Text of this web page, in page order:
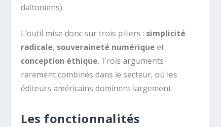
daltoniens).
L’outil mise donc sur trois piliers : simplicité
radicale, souveraineté numérique et
conception éthique. Trois arguments
rarement combinés dans le secteur, où les
éditeurs américains dominent largement.
Les fonctionnalités